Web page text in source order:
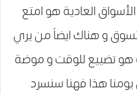
العادية هو امتع
و هناك ايضاً من يري
هو تضييع للوقت و موضة
هذا فهنا سنسرد